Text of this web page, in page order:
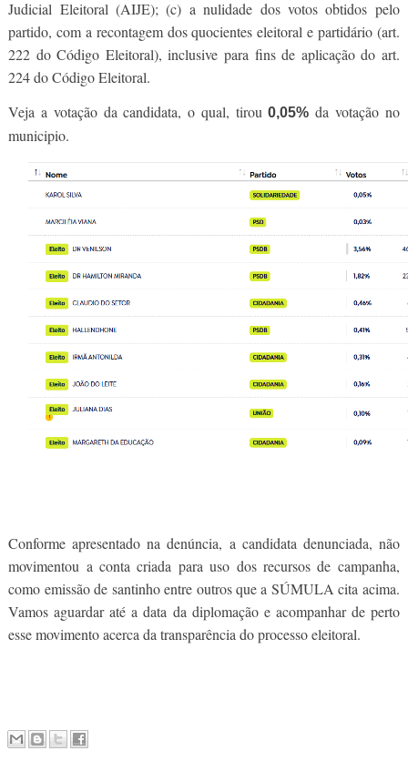
Judicial Eleitoral (AIJE); (c) a nulidade dos votos obtidos pelo
partido, com a recontagem dos quocientes eleitoral e partidário (art.
222 do Código Eleitoral), inclusive para fins de aplicação do art.
224 do Código Eleitoral.
Veja a votação da candidata, o qual, tirou0,05% da votação no
municipio.
Conforme apresentado na denúncia, a candidata denunciada, não
movimentou a conta criada para uso dos recursos de campanha,
como emissão de santinho entre outros que a SÚMULA cita acima.
Vamos aguardar até a data da diplomação e acompanhar de perto
esse movimento acerca da transparência do processo eleitoral.